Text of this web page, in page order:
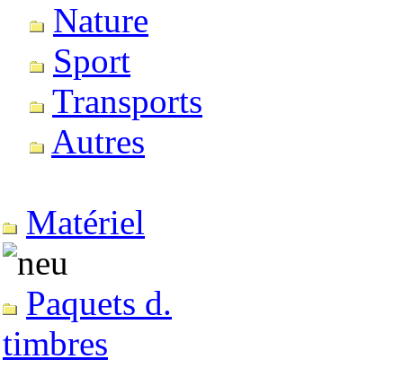
Nature
Sport
Transports
Autres
Matériel
Paquets d.
timbres